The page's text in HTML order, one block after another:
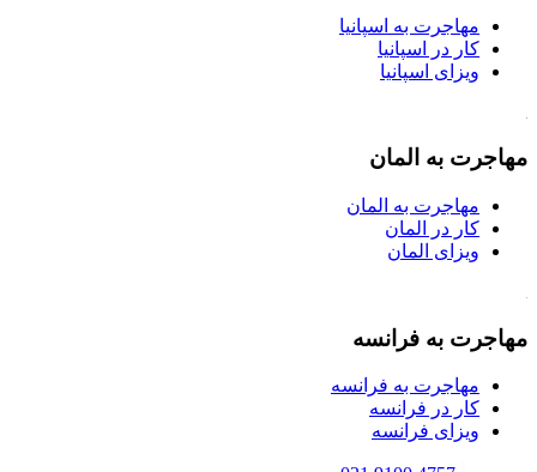
مهاجرت به اسپانیا
کار در اسپانیا
ویزای اسپانیا
مهاجرت به المان
مهاجرت به المان
کار در المان
ویزای المان
مهاجرت به فرانسه
مهاجرت به فرانسه
کار در فرانسه
ویزای فرانسه